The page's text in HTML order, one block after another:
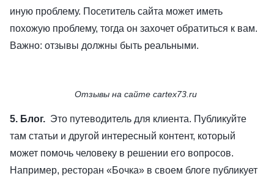
иную проблему. Посетитель сайта может иметь
похожую проблему, тогда он захочет обратиться к вам.
Важно: отзывы должны быть реальными.
Отзывы на сайте cartex73.ru
5. Блог. Это путеводитель для клиента. Публикуйте
там статьи и другой интересный контент, который
может помочь человеку в решении его вопросов.
Например, ресторан «Бочка» в своем блоге публикует